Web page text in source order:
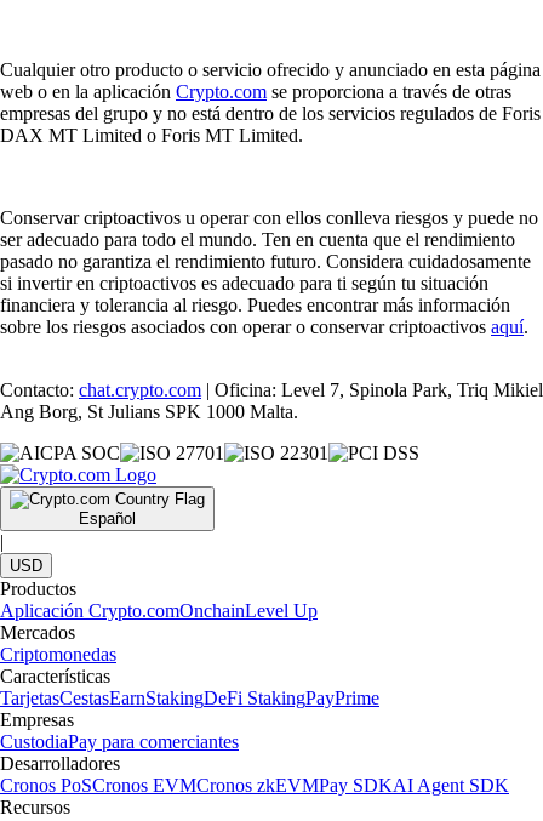
Cualquier otro producto o servicio ofrecido y anunciado en esta página
web o en la aplicación Crypto.com se proporciona a través de otras
empresas del grupo y no está dentro de los servicios regulados de Foris
DAX MT Limited o Foris MT Limited.
Conservar criptoactivos u operar con ellos conlleva riesgos y puede no
ser adecuado para todo el mundo. Ten en cuenta que el rendimiento
pasado no garantiza el rendimiento futuro. Considera cuidadosamente
si invertir en criptoactivos es adecuado para ti según tu situación
financiera y tolerancia al riesgo. Puedes encontrar más información
sobre los riesgos asociados con operar o conservar criptoactivos aquí.
Contacto: chat.crypto.com | Oficina: Level 7, Spinola Park, Triq Mikiel
Ang Borg, St Julians SPK 1000 Malta.
Español
|
USD
Productos
Aplicación Crypto.comOnchainLevel Up
Mercados
Criptomonedas
Características
TarjetasCestasEarnStakingDeFi StakingPayPrime
Empresas
CustodiaPay para comerciantes
Desarrolladores
Cronos PoSCronos EVMCronos zkEVMPay SDKAI Agent SDK
Recursos